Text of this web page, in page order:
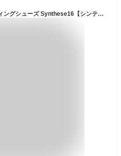
エルフ(ELF) ローカットライディングシューズ Synthese16【シンテーゼ16】 ホワイト 26.5cm EL016